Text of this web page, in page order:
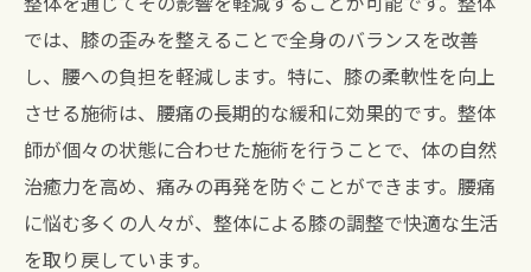
宝塚南口駅の整体で膝の変形と腰痛を一挙に解
決
宝塚南口駅の整体院で膝と腰の痛みを同時
にケア
整体の施術で膝の変形から腰痛までを完全
解決
宝塚南口駅での整体による膝と腰の相乗効
では、膝の歪みを整えることで全身のバランスを改善
し、腰への負担を軽減します。特に、膝の柔軟性を向上
させる施術は、腰痛の長期的な緩和に効果的です。整体
師が個々の状態に合わせた施術を行うことで、体の自然
治癒力を高め、痛みの再発を防ぐことができます。腰痛
に悩む多くの人々が、整体による膝の調整で快適な生活
を取り戻しています。